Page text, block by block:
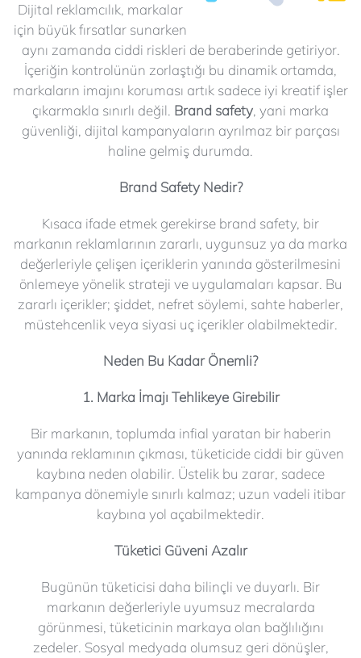
Dijital reklamcılık, markalar
için büyük fırsatlar sunarken
aynı zamanda ciddi riskleri de beraberinde getiriyor.
İçeriğin kontrolünün zorlaştığı bu dinamik ortamda,
markaların imajını koruması artık sadece iyi kreatif işler
çıkarmakla sınırlı değil. Brand safety, yani marka
güvenliği, dijital kampanyaların ayrılmaz bir parçası
haline gelmiş durumda.
Brand Safety Nedir?
Kısaca ifade etmek gerekirse brand safety, bir
markanın reklamlarının zararlı, uygunsuz ya da marka
değerleriyle çelişen içeriklerin yanında gösterilmesini
önlemeye yönelik strateji ve uygulamaları kapsar. Bu
zararlı içerikler; şiddet, nefret söylemi, sahte haberler,
müstehcenlik veya siyasi uç içerikler olabilmektedir.
Neden Bu Kadar Önemli?
1. Marka İmajı Tehlikeye Girebilir
Bir markanın, toplumda infial yaratan bir haberin
yanında reklamının çıkması, tüketicide ciddi bir güven
kaybına neden olabilir. Üstelik bu zarar, sadece
kampanya dönemiyle sınırlı kalmaz; uzun vadeli itibar
kaybına yol açabilmektedir.
Tüketici Güveni Azalır
Bugünün tüketicisi daha bilinçli ve duyarlı. Bir
markanın değerleriyle uyumsuz mecralarda
görünmesi, tüketicinin markaya olan bağlılığını
zedeler. Sosyal medyada olumsuz geri dönüşler,